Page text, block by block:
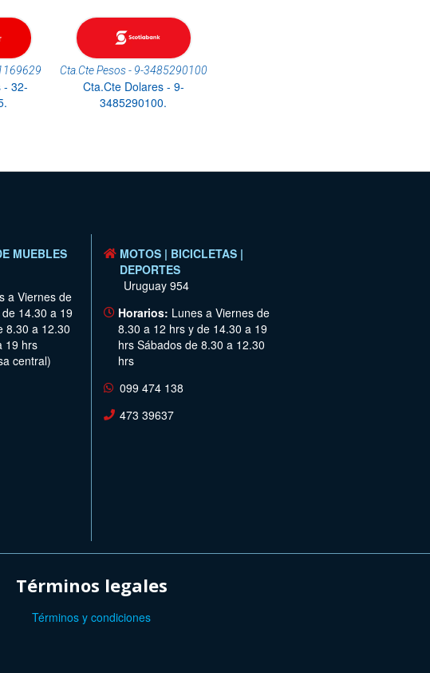
- 32-
Cta.Cte Pesos - 9-3485290100
Cta.Cte Dolares - 9-
3485290100.
MUEBLES
a Viernes de
14.30 a 19
8.30 a 12.30
19 hrs
central)
MOTOS | BICICLETAS |
DEPORTES
Uruguay 954
Horarios: Lunes a Viernes de
8.30 a 12 hrs y de 14.30 a 19
hrs Sábados de 8.30 a 12.30
hrs
099 474 138
473 39637
Términos legales
Términos y condiciones